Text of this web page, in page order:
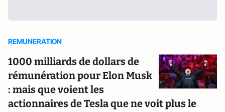
REMUNERATION
1000 milliards de dollars de
rémunération pour Elon Musk
: mais que voient les
actionnaires de Tesla que ne voit plus le